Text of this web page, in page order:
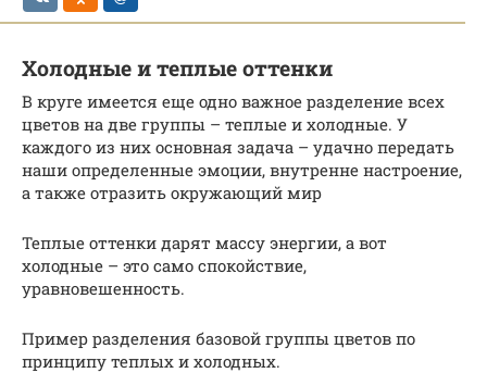
Холодные и теплые оттенки
В круге имеется еще одно важное разделение всех
цветов на две группы – теплые и холодные. У
каждого из них основная задача – удачно передать
наши определенные эмоции, внутренне настроение,
а также отразить окружающий мир
Теплые оттенки дарят массу энергии, а вот
холодные – это само спокойствие,
уравновешенность.
Пример разделения базовой группы цветов по
принципу теплых и холодных.